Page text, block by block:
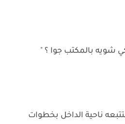
شويه بالمكتب جوا ؟ "
ناحية الداخل بخطوات